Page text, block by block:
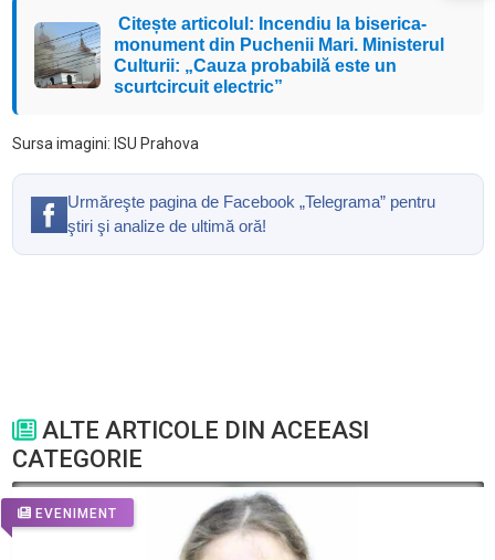
Citește articolul: Incendiu la biserica-
monument din Puchenii Mari. Ministerul
Culturii: „Cauza probabilă este un
scurtcircuit electric”
Sursa imagini: ISU Prahova
Urmăreşte pagina de Facebook „Telegrama” pentru
ştiri şi analize de ultimă oră!
ALTE ARTICOLE DIN ACEEASI
CATEGORIE
EVENIMENT